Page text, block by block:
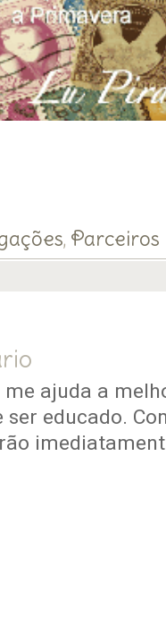
, Parceiros
me ajuda a
ser educado.